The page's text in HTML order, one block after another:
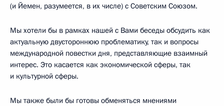
(и Йемен, разумеется, в их числе) с Советским Союзом.
Мы хотели бы в рамках нашей с Вами беседы обсудить как
актуальную двустороннюю проблематику, так и вопросы
международной повестки дня, представляющие взаимный
интерес. Это касается как экономической сферы, так
и культурной сферы.
Мы также были бы готовы обменяться мнениями